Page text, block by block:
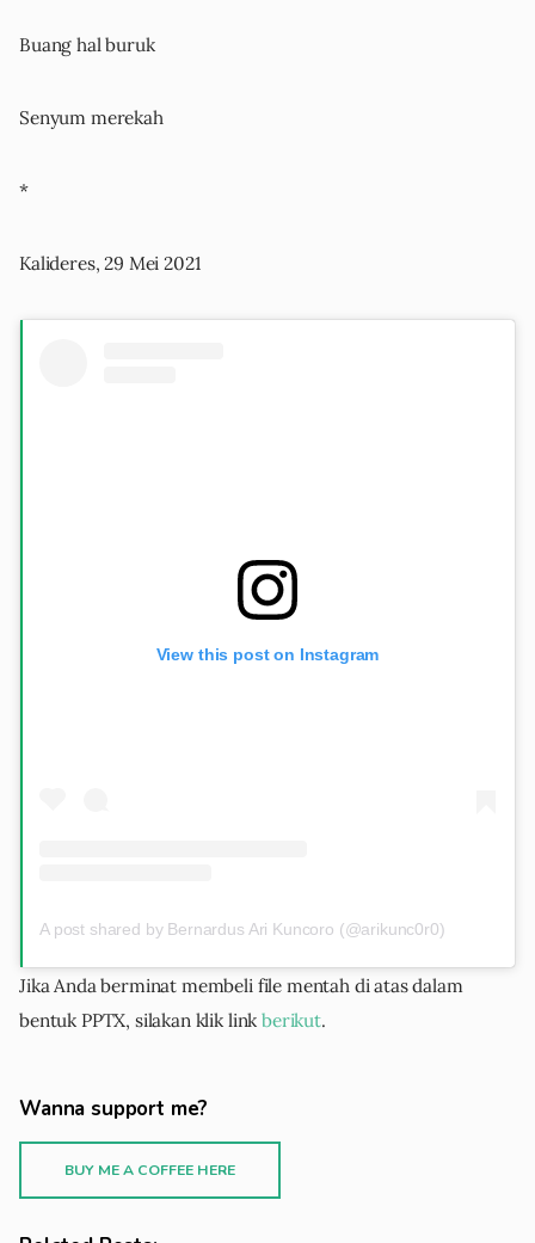
Buang hal buruk
Senyum merekah
*
Kalideres, 29 Mei 2021
View this post on Instagram
A post shared by Bernardus Ari Kuncoro (@arikunc0r0)
Jika Anda berminat membeli file mentah di atas dalam
bentuk PPTX, silakan klik linkberikut.
Wanna support me?
BUY ME A COFFEE HERE